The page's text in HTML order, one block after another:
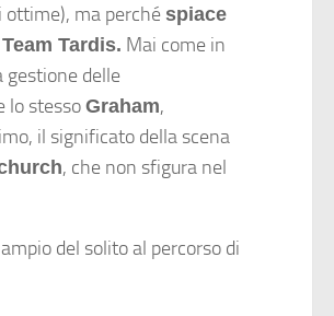
ottime), ma perché spiace
Team Tardis. Mai come in
delle
lo stesso Graham,
il significato della scena
, che non sfigura nel
del solito al percorso di